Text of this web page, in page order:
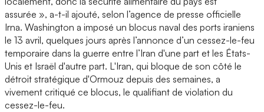
assurée », a-t-il ajouté, selon l’agence de presse officielle
Irna. Washington a imposé un blocus naval des ports iraniens
le 13 avril, quelques jours après l’annonce d’un cessez-le-feu
temporaire dans la guerre entre l’Iran d'une part et les États-
Unis et Israël d'autre part. L'Iran, qui bloque de son côté le
détroit stratégique d'Ormouz depuis des semaines, a
vivement critiqué ce blocus, le qualifiant de violation du
cessez-le-feu.